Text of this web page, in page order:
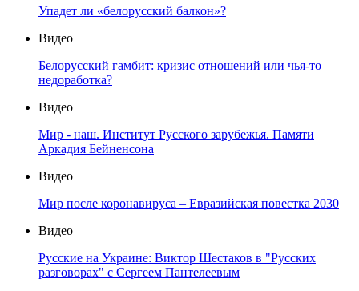
Упадет ли «белорусский балкон»?
Видео
Белорусский гамбит: кризис отношений или чья-то
недоработка?
Видео
Мир - наш. Институт Русского зарубежья. Памяти
Аркадия Бейненсона
Видео
Мир после коронавируса – Евразийская повестка 2030
Видео
Русские на Украине: Виктор Шестаков в "Русских
разговорах" с Сергеем Пантелеевым